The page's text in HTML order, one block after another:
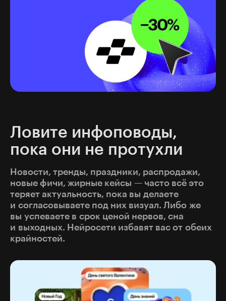
Ловите инфоповоды,
пока они не протухли
Новости, тренды, праздники, распродажи,
новые фичи, жирные кейсы — часто всё это
теряет актуальность, пока вы делаете
и согласовываете под них визуал. Либо же
вы успеваете в срок ценой нервов, сна
и выходных. Нейросети избавят вас от обеих
крайностей.